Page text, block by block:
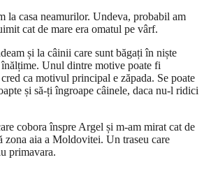
la casa neamurilor. Undeva, probabil am
cat de mare era omatul pe vârf.
și la câinii care sunt băgați în niște
Unul dintre motive poate fi
ca motivul principal e zăpada. Se poate
și să-ți îngroape câinele, daca nu-l ridici
cobora înspre Argel și m-am mirat cat de
zona aia a Moldovitei. Un traseu care
primavara.